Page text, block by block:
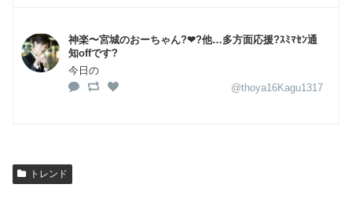
神楽〜宮城のおーちゃん?❤?他…多方面応援?ｽﾐﾏｾﾝ通
知offです?
今日の
@thoya16Kagu1317
トレンド